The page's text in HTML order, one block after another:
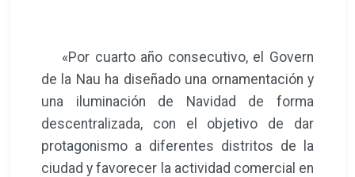
«Por cuarto año consecutivo, el Govern
de la Nau ha diseñado una ornamentación y
una iluminación de Navidad de forma
descentralizada, con el objetivo de dar
protagonismo a diferentes distritos de la
ciudad y favorecer la actividad comercial en